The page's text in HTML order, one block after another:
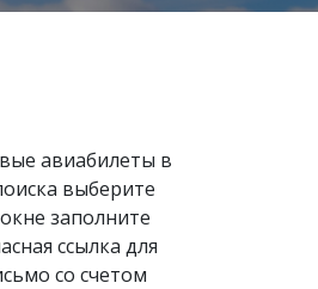
авиабилеты в
выберите
заполните
ссылка для
со счетом